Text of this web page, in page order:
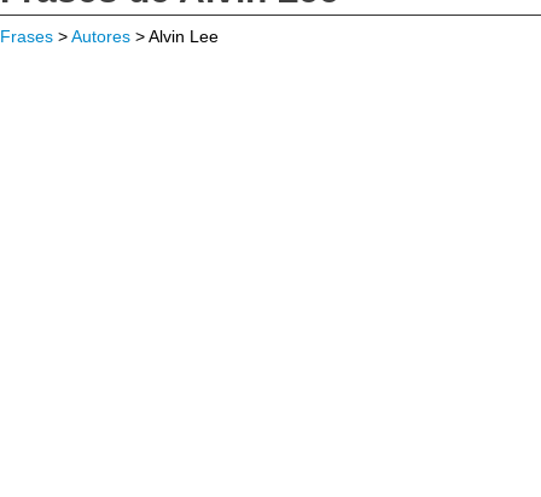
Frases >Autores > Alvin Lee